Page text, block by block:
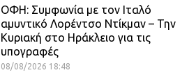
ΟΦΗ: Συμφωνία με τον Ιταλό
αμυντικό Λορέντσο Ντίκμαν – Την
Κυριακή στο Ηράκλειο για τις
υπογραφές
08/08/2026 18:48